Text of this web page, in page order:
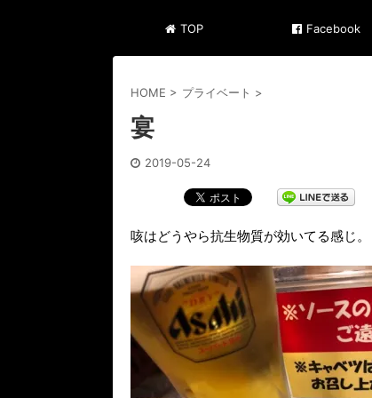
TOP Facebook
HOME > プライベート >
宴
2019-05-24
咳はどうやら抗生物質が効いてる感じ。